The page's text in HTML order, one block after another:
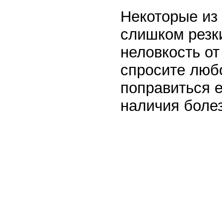
Некоторые
слишком
неловкость
спросите
поправиться
наличия